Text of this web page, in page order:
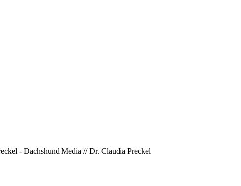
- Dachshund Media // Dr. Claudia Preckel